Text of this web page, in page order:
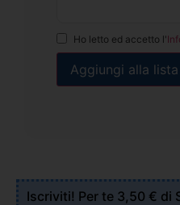
Ho letto ed accetto l'
Iscriviti! Per te 3,50 € di